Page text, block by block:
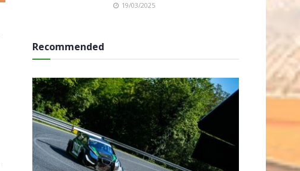
19/03/2025
Recommended